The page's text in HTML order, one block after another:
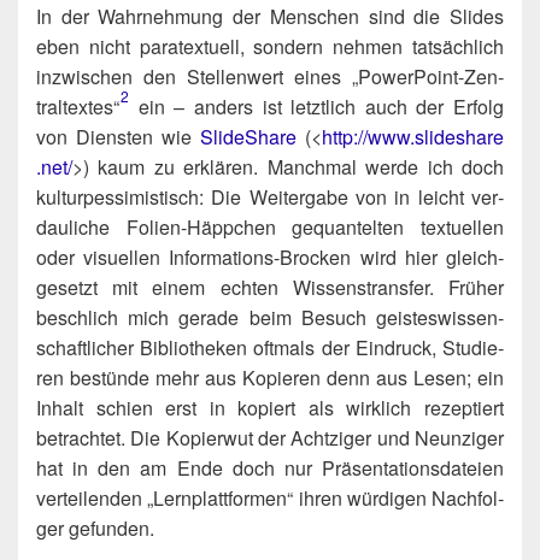
In der Wahr­neh­mung der Men­schen sind die Slides
eben nicht para­tex­tu­ell, son­dern neh­men tat­säch­lich
inzwi­schen den Stel­len­wert eines „Power­Point-Zen­
tral­tex­tes“​2 ein – anders ist letzt­lich auch der Erfolg
von Diens­ten wie SlideSha­re (<http://​www​.slidesha​re​
.net/>) kaum zu erklä­ren. Manch­mal wer­de ich doch
kul­tur­pes­si­mis­tisch: Die Wei­ter­ga­be von in leicht ver­
dau­li­che Foli­en-Häpp­chen gequan­tel­ten tex­tu­el­len
oder visu­el­len Infor­ma­ti­ons-Bro­cken wird hier gleich­
ge­setzt mit einem ech­ten Wis­sens­trans­fer. Frü­her
beschlich mich gera­de beim Besuch geis­tes­wis­sen­
schaft­li­cher Biblio­the­ken oft­mals der Ein­druck, Stu­die­
ren bestün­de mehr aus Kopie­ren denn aus Lesen; ein
Inhalt schien erst in kopiert als wirk­lich rezep­tiert
betrach­tet. Die Kopier­wut der Acht­zi­ger und Neun­zi­ger
hat in den am Ende doch nur Prä­sen­ta­ti­ons­da­tei­en
ver­tei­len­den „Lern­platt­for­men“ ihren wür­di­gen Nach­fol­
ger gefunden.